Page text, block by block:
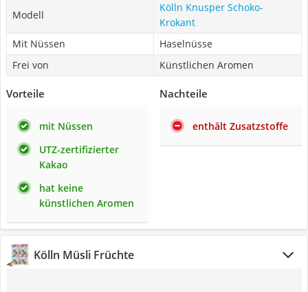
Modell
Kölln Knusper Schoko-
Krokant
Mit Nüssen
Haselnüsse
Frei von
Künstlichen Aromen
Vorteile
mit Nüssen
UTZ-zertifizierter
Kakao
hat keine
künstlichen Aromen
Nachteile
enthält Zusatzstoffe
Kölln Müsli Früchte